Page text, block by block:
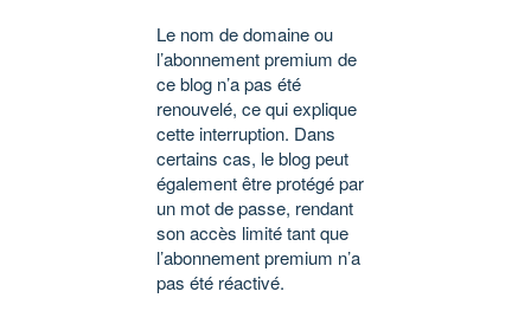
Le nom de domaine ou
l’abonnement premium de
ce blog n’a pas été
renouvelé, ce qui explique
cette interruption. Dans
certains cas, le blog peut
également être protégé par
un mot de passe, rendant
son accès limité tant que
l’abonnement premium n’a
pas été réactivé.